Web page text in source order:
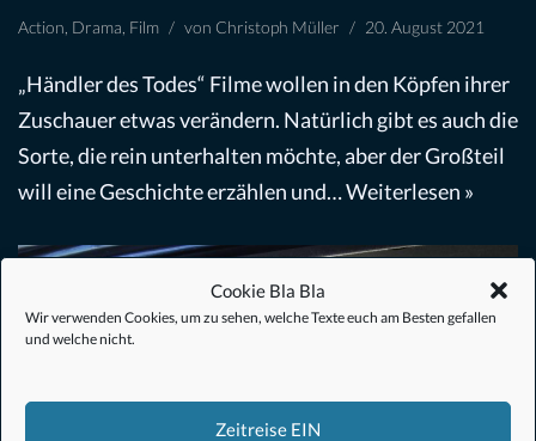
Cookie Bla Bla
Wir verwenden Cookies, um zu sehen, welche Texte euch am Besten gefallen
und welche nicht.
Zeitreise EIN
Action Drama Film von Christoph Müller 20. August 2021
„Händler des Todes“ Filme wollen in den Köpfen ihrer
Zuschauer etwas verändern. Natürlich gibt es auch die
Sorte, die rein unterhalten möchte, aber der Großteil
will eine Geschichte erzählen und…Weiterlesen »